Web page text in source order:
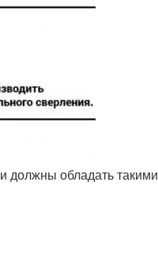
должны обладать такими